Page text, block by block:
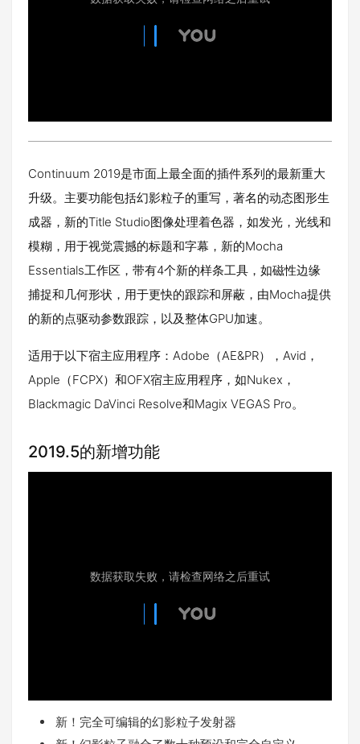
Continuum 2019是市面上最全面的插件系列的最新重大
升级。主要功能包括幻影粒子的重写，著名的动态图形生
成器，新的Title Studio图像处理着色器，如发光，光线和
模糊，用于视觉震撼的标题和字幕，新的Mocha
Essentials工作区，带有4个新的样条工具，如磁性边缘
捕捉和几何形状，用于更快的跟踪和屏蔽，由Mocha提供
的新的点驱动参数跟踪，以及整体GPU加速。
适用于以下宿主应用程序：Adobe（AE&PR），Avid，
Apple（FCPX）和OFX宿主应用程序，如Nukex，
Blackmagic DaVinci Resolve和Magix VEGAS Pro。
2019.5的新增功能
新！完全可编辑的幻影粒子发射器